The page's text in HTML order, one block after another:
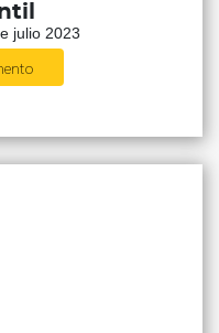
julio 2023